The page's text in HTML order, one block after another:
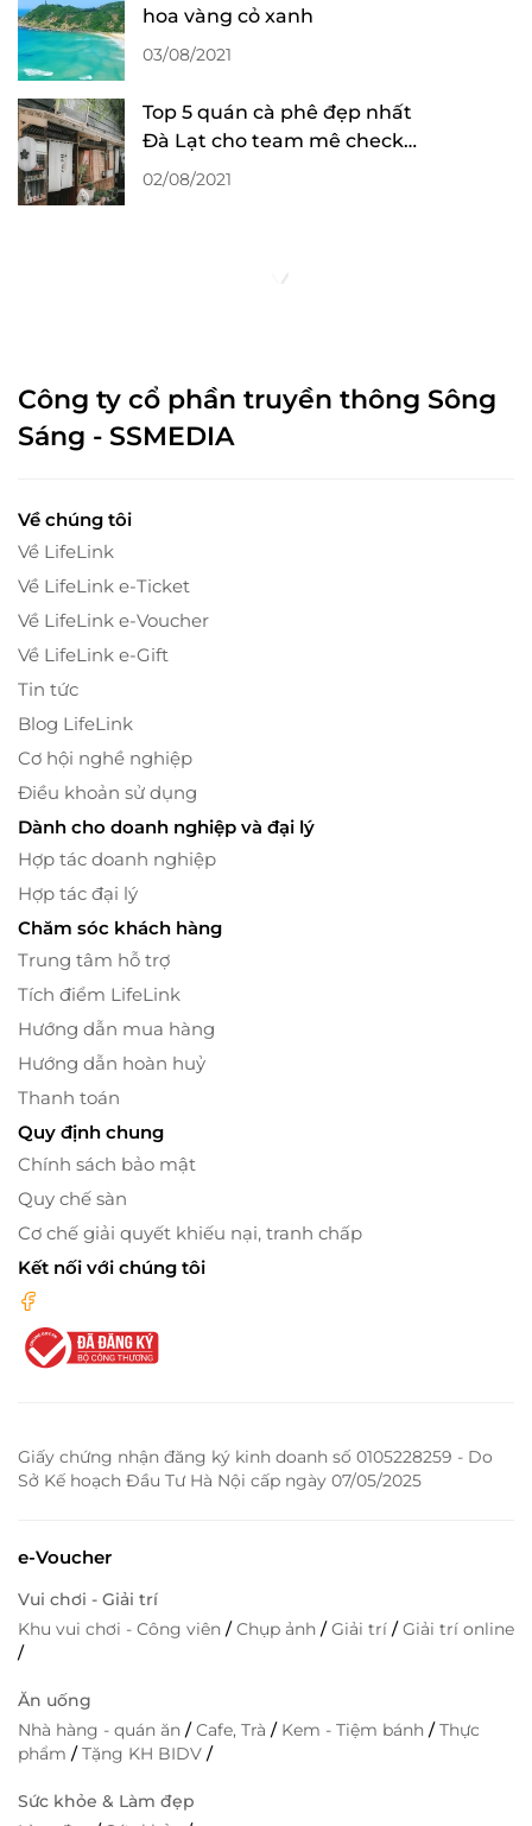
hoa vàng cỏ xanh
03/08/2021
Top 5 quán cà phê đẹp nhất
Đà Lạt cho team mê check-
in sống ảo
02/08/2021
Công ty cổ phần truyền thông Sông
Sáng - SSMEDIA
Về chúng tôi
Về LifeLink
Về LifeLink e-Ticket
Về LifeLink e-Voucher
Về LifeLink e-Gift
Tin tức
Blog LifeLink
Cơ hội nghề nghiệp
Điều khoản sử dụng
Dành cho doanh nghiệp và đại lý
Hợp tác doanh nghiệp
Hợp tác đại lý
Chăm sóc khách hàng
Trung tâm hỗ trợ
Tích điểm LifeLink
Hướng dẫn mua hàng
Hướng dẫn hoàn huỷ
Thanh toán
Quy định chung
Chính sách bảo mật
Quy chế sàn
Cơ chế giải quyết khiếu nại, tranh chấp
Kết nối với chúng tôi
Giấy chứng nhận đăng ký kinh doanh số 0105228259 - Do
Sở Kế hoạch Đầu Tư Hà Nội cấp ngày 07/05/2025
e-Voucher
Vui chơi - Giải trí
Khu vui chơi - Công viên /Chụp ảnh /Giải trí /Giải trí online
/
Ăn uống
Nhà hàng - quán ăn /Cafe, Trà / Kem - Tiệm bánh /Thực
phẩm /Tặng KH BIDV /
Sức khỏe & Làm đẹp